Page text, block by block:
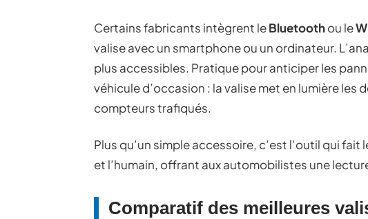
Certains fabricants intègrent leBluetoothou le
valise avec un smartphone ou un ordinateur.
plus accessibles. Pratique pour anticiper les
véhicule d’occasion : la valise met en lumière
compteurs trafiqués.
Plus qu’un simple accessoire, c’est l’outil qui
et l’humain, offrant aux automobilistes une
Comparatif des meilleures